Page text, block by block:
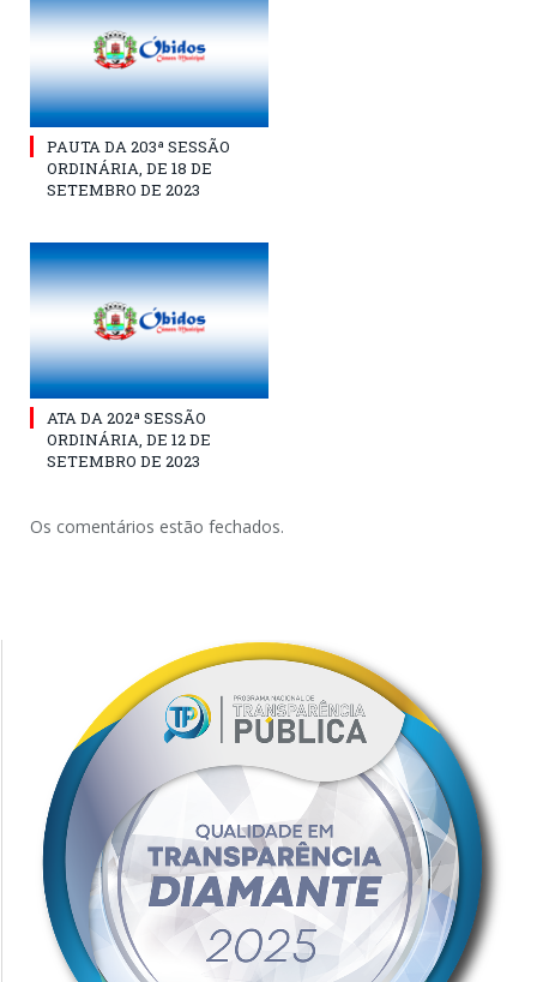
PAUTA DA 203ª SESSÃO
ORDINÁRIA, DE 18 DE
SETEMBRO DE 2023
ATA DA 202ª SESSÃO
ORDINÁRIA, DE 12 DE
SETEMBRO DE 2023
Os comentários estão fechados.